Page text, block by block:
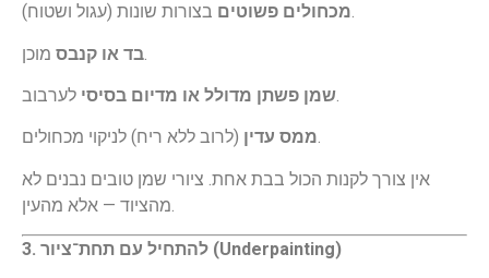
מכחולים פשוטיםבצורות שונות (עגול ושטוח).
בד או קנבס
שמן פשתן מדולל או מדיום בסיסילערבוב.
ממס עדין(לרוב ללא ריח) לניקוי מכחולים.
אין צורך לקנות הכול בבת אחת. ציורי שמן טובים נבנים לא
3. להתחיל עם תחת־ציור (Underpainting)